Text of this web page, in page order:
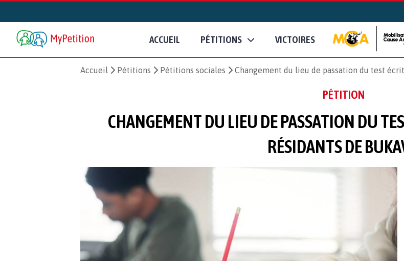
ACCUEIL PÉTITIONS VICTOIRES
Accueil Pétitions Pétitions sociales Changement du lieu de passation du test
PÉTITION
CHANGEMENT DU LIEU DE PASSATION DU
RÉSIDANTS DE